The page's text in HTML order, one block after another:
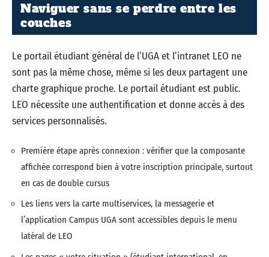
Naviguer sans se perdre entre les
couches
Le portail étudiant général de l’UGA et l’intranet LEO ne
sont pas la même chose, même si les deux partagent une
charte graphique proche. Le portail étudiant est public.
LEO nécessite une authentification et donne accès à des
services personnalisés.
Première étape après connexion : vérifier que la composante
affichée correspond bien à votre inscription principale, surtout
en cas de double cursus
Les liens vers la carte multiservices, la messagerie et
l’application Campus UGA sont accessibles depuis le menu
latéral de LEO